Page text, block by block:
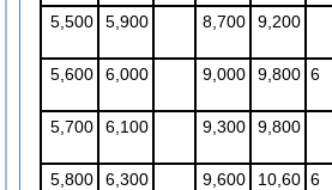
5,500
5,900 8,700 9,200
5,600 6,000 9,000 9,800 6
5,700 6,100 9,300 9,800
5,800
6,300 9,600
10,60 6